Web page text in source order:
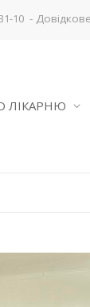
10 -
ЛІКАРНЮ